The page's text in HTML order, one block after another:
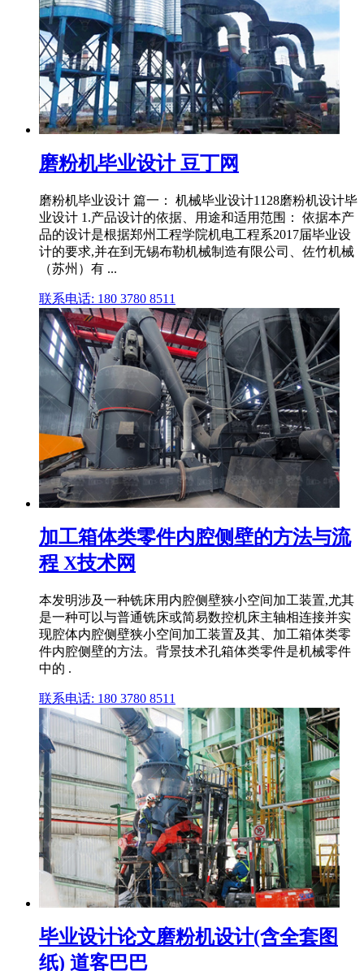
磨粉机毕业设计 豆丁网
磨粉机毕业设计 篇一： 机械毕业设计1128磨粉机设计毕
业设计 1.产品设计的依据、用途和适用范围： 依据本产
品的设计是根据郑州工程学院机电工程系2017届毕业设
计的要求,并在到无锡布勒机械制造有限公司、佐竹机械
（苏州）有 ...
联系电话: 180 3780 8511
加工箱体类零件内腔侧壁的方法与流
程 X技术网
本发明涉及一种铣床用内腔侧壁狭小空间加工装置,尤其
是一种可以与普通铣床或简易数控机床主轴相连接并实
现腔体内腔侧壁狭小空间加工装置及其、加工箱体类零
件内腔侧壁的方法。背景技术孔箱体类零件是机械零件
中的 .
联系电话: 180 3780 8511
毕业设计论文磨粉机设计(含全套图
纸) 道客巴巴